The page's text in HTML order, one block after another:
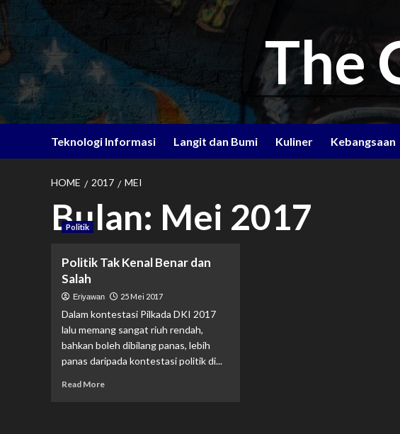
Skip
content
The
Teknologi Informasi Langit dan Bumi Kuliner Kebangsaan
HOME 2017 MEI
Bulan: Mei 2017
Politik
Politik Tak Kenal Benar dan
Salah
Eriyawan 25 Mei 2017
Dalam kontestasi Pilkada DKI 2017
lalu memang sangat riuh rendah,
bahkan boleh dibilang panas, lebih
panas daripada kontestasi politik di...
Read MoreRead